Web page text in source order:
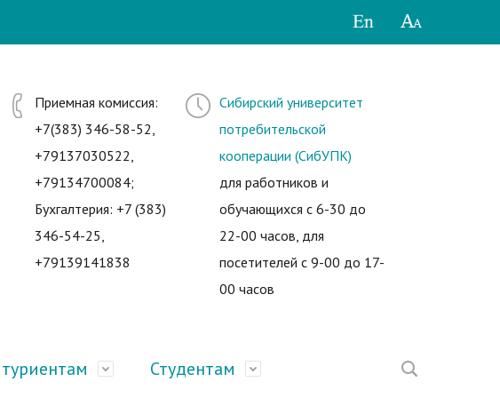
Приемная комиссия:
+7(383) 346-58-52,
+79137030522,
+79134700084;
Бухгалтерия: +7 (383)
346-54-25,
+79139141838
Сибирский университет
потребительской
кооперации (СибУПК)
для работников и
обучающихся с 6-30 до
22-00 часов, для
посетителей с 9-00 до 17-
00 часов
Студентам